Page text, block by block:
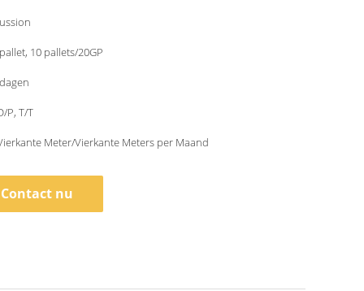
10 pallets/20GP
P, T/T
Meter/Vierkante Meters per Maand
Contact nu